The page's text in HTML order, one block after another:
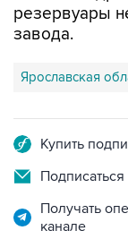
резервуары
завода.
Ярославская
Купить
Получать
канале